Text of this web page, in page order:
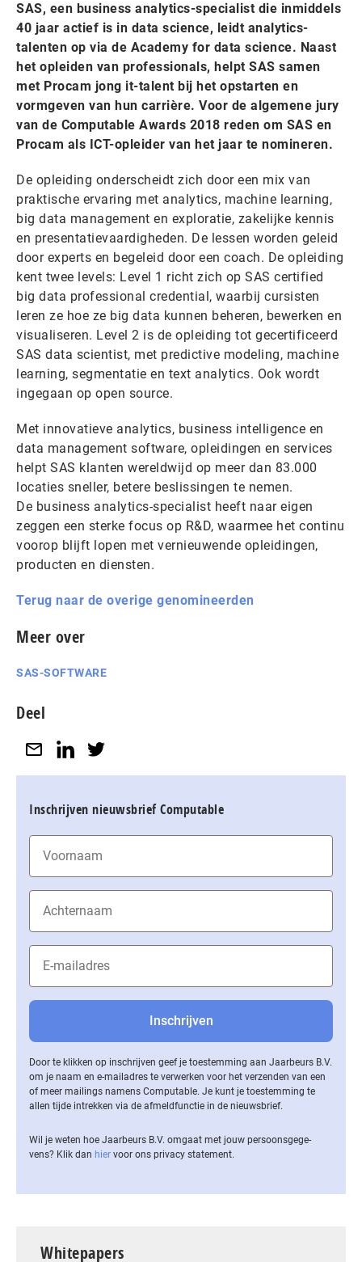
SAS, een business analytics-specialist die inmiddels
40 jaar actief is in data science, leidt analytics-
talenten op via de Academy for data science. Naast
het opleiden van professionals, helpt SAS samen
met Procam jong it-talent bij het opstarten en
vormgeven van hun carrière. Voor de algemene jury
van de Computable Awards 2018 reden om SAS en
Procam als ICT-opleider van het jaar te nomineren.
De opleiding onderscheidt zich door een mix van
praktische ervaring met analytics, machine learning,
big data management en exploratie, zakelijke kennis
en presentatievaardigheden. De lessen worden geleid
door experts en begeleid door een coach. De opleiding
kent twee levels: Level 1 richt zich op SAS certified
big data professional credential, waarbij cursisten
leren ze hoe ze big data kunnen beheren, bewerken en
visualiseren. Level 2 is de opleiding tot gecertificeerd
SAS data scientist, met predictive modeling, machine
learning, segmentatie en text analytics. Ook wordt
ingegaan op open source.
Met innovatieve analytics, business intelligence en
data management software, opleidingen en services
helpt SAS klanten wereldwijd op meer dan 83.000
locaties sneller, betere beslissingen te nemen.
De business analytics-specialist heeft naar eigen
zeggen een sterke focus op R&D, waarmee het continu
voorop blijft lopen met vernieuwende opleidingen,
producten en diensten.
Terug naar de overige genomineerden
Meer over
SAS-SOFTWARE
Deel
Inschrijven nieuwsbrief Computable
Door te klikken op inschrijven geef je toestemming aan Jaarbeurs B.V.
om je naam en e-mailadres te verwerken voor het verzenden van een
of meer mailings namens Computable. Je kunt je toestemming te
allen tijde intrekken via de af­meld­func­tie in de nieuwsbrief.
Wil je weten hoe Jaarbeurs B.V. omgaat met jouw per­soons­ge­ge­
vens? Klik dan hier voor ons privacy statement.
Whitepapers